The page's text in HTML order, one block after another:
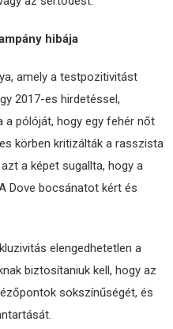
hibája
amely a testpozitivitást
2017-es hirdetéssel,
a pólóját, hogy egy fehér nőt
körben kritizálták a rasszista
a képet sugallta, hogy a
Dove bocsánatot kért és
elengedhetetlen a
biztosítaniuk kell, hogy az
sokszínűségét, és